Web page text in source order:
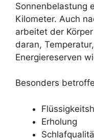
Sonnenbelastung
Kilometer. Auch
arbeitet der
daran,
Energiereserven
Besonders
Erholung